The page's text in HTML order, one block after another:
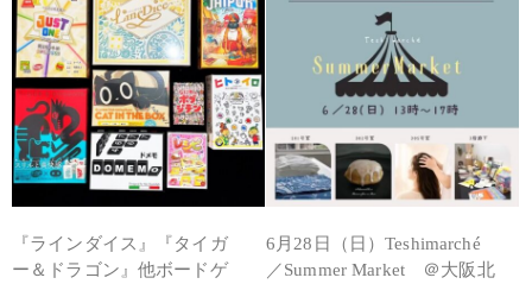
『ラインダイス』『タイガ
ー＆ドラゴン』他ボードゲ
6月28日（日）Teshimarché
／Summer Market ＠大阪北